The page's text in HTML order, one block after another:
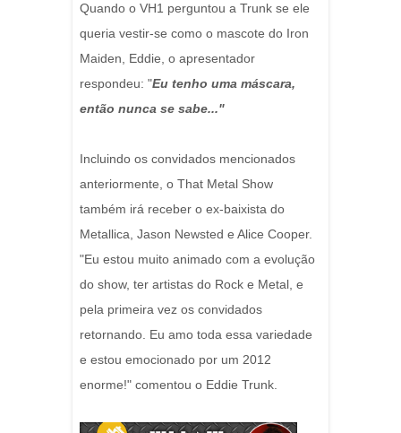
Quando o VH1 perguntou a Trunk se ele
queria vestir-se como o mascote do Iron
Maiden, Eddie, o apresentador
respondeu: "Eu tenho uma máscara,
então nunca se sabe..."
Incluindo os convidados mencionados
anteriormente, o That Metal Show
também irá receber o ex-baixista do
Metallica, Jason Newsted e Alice Cooper.
"Eu estou muito animado com a evolução
do show, ter artistas do Rock e Metal, e
pela primeira vez os convidados
retornando. Eu amo toda essa variedade
e estou emocionado por um 2012
enorme!" comentou o Eddie Trunk.